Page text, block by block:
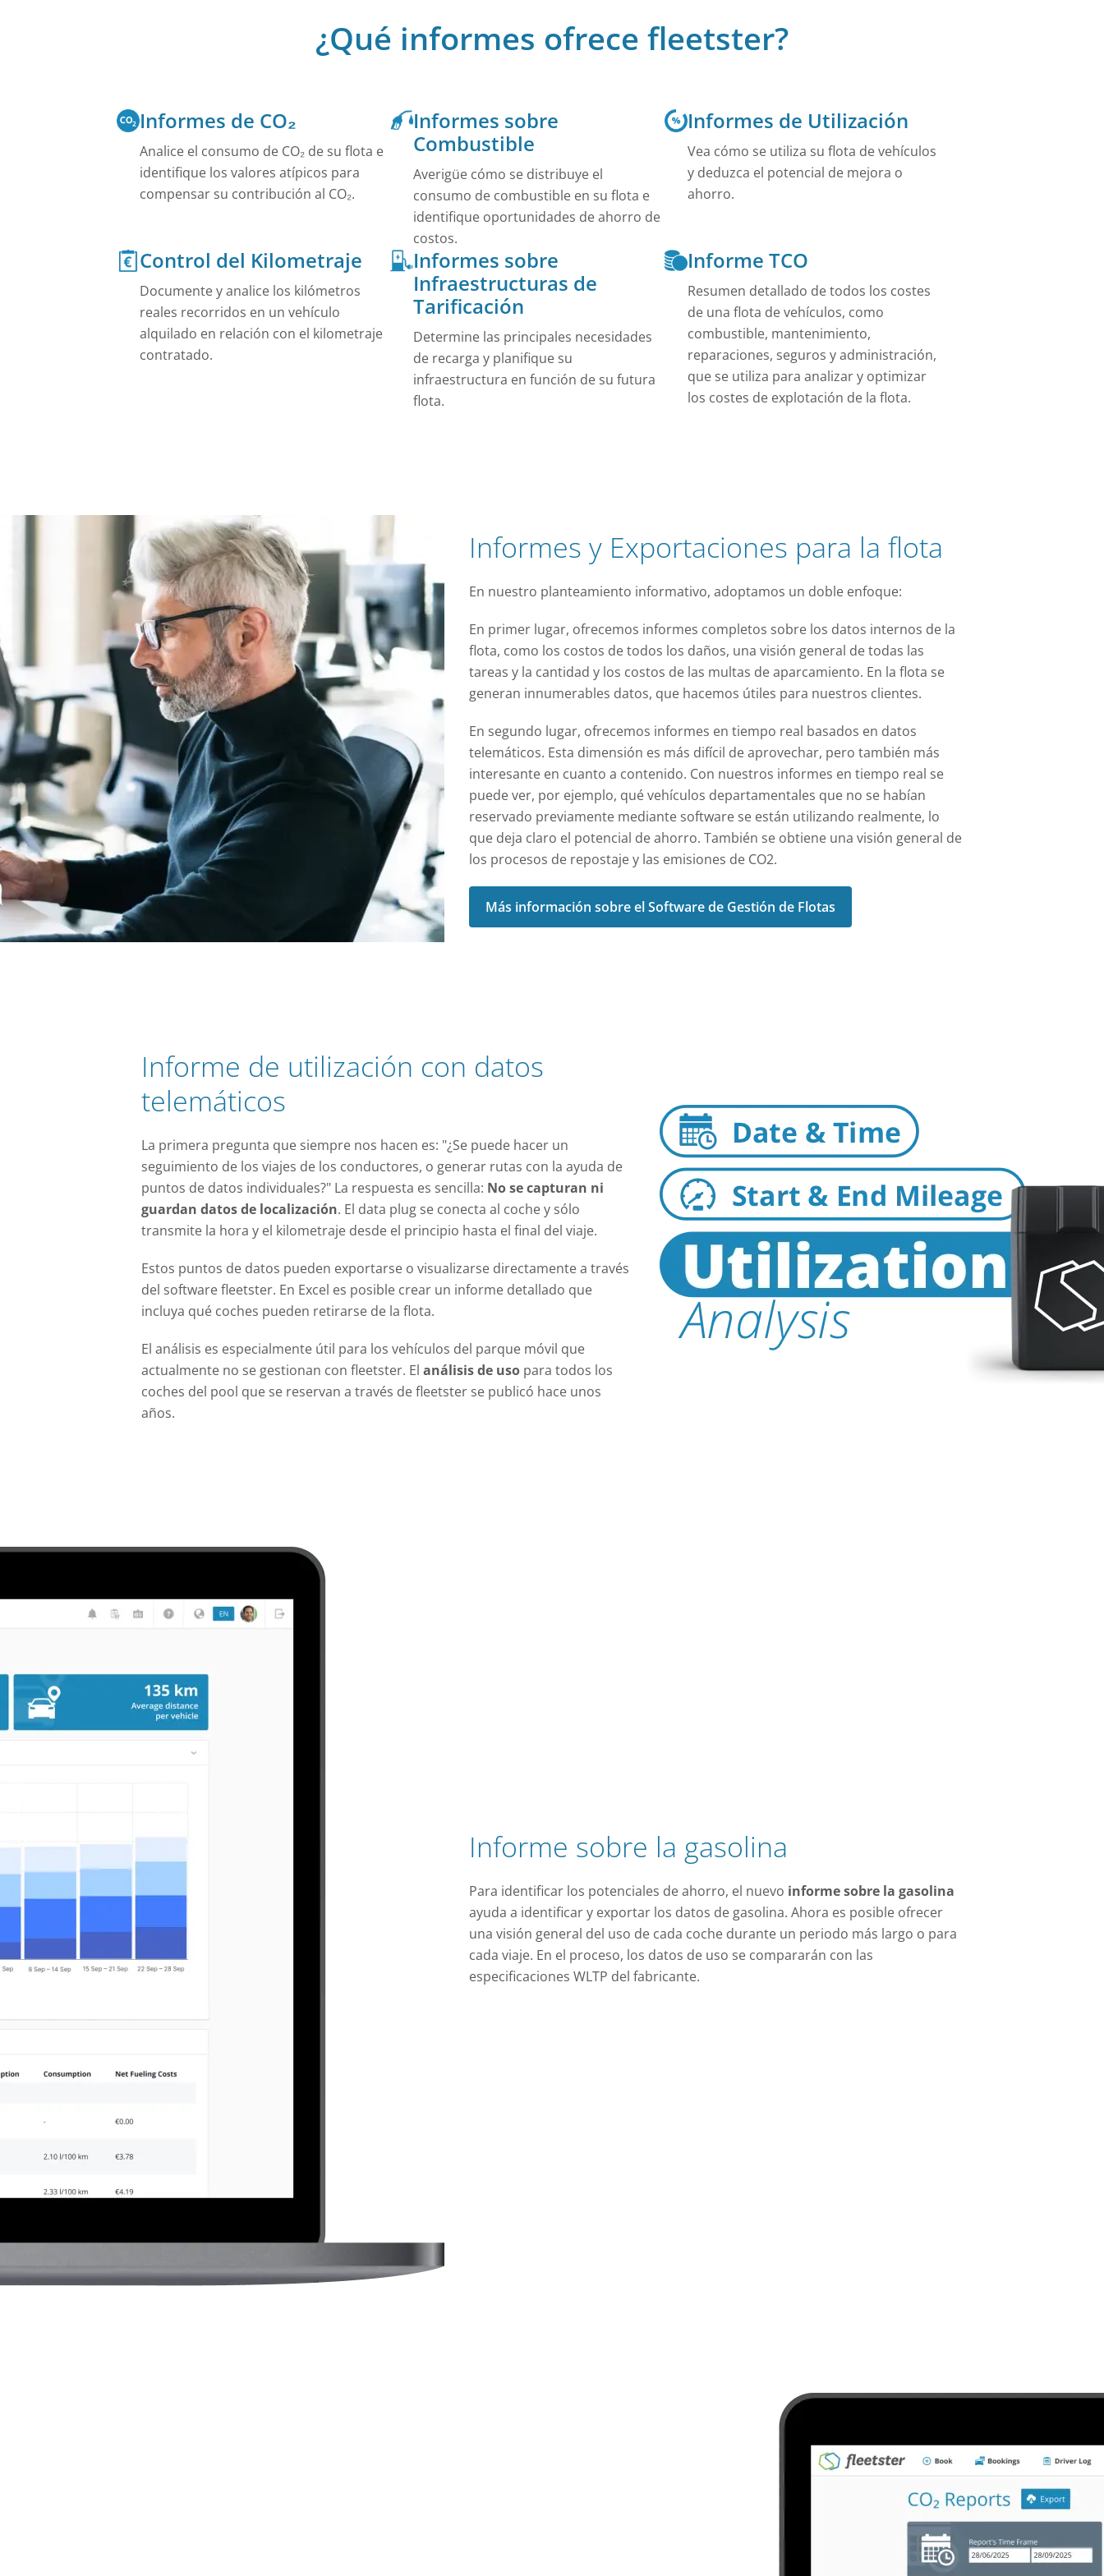
Bike Sharing
Los operadores de car sharing quieren lucro. Ofrecemos las
funciones necesarias.
Ver Todo
En nuestro Centro de Ayuda encontrará soluciones rápidas e
instrucciones completas para nuestros productos.
¿Qué informes ofrece fleetster?
Informes de CO₂
Analice el consumo de CO₂ de su flota e
identifique los valores atípicos para
compensar su contribución al CO₂.
Informes sobre
Combustible
Averigüe cómo se distribuye el
consumo de combustible en su flota e
identifique oportunidades de ahorro de
costos.
Informes de Utilización
Vea cómo se utiliza su flota de vehículos
y deduzca el potencial de mejora o
ahorro.
Control del Kilometraje
Documente y analice los kilómetros
reales recorridos en un vehículo
alquilado en relación con el kilometraje
contratado.
Informes sobre
Infraestructuras de
Tarificación
Determine las principales necesidades
de recarga y planifique su
infraestructura en función de su futura
flota.
Informe TCO
Resumen detallado de todos los costes
de una flota de vehículos, como
combustible, mantenimiento,
reparaciones, seguros y administración,
que se utiliza para analizar y optimizar
los costes de explotación de la flota.
Informes y Exportaciones para la flota
En nuestro planteamiento informativo, adoptamos un doble enfoque:
En primer lugar, ofrecemos informes completos sobre los datos internos de la
flota, como los costos de todos los daños, una visión general de todas las
tareas y la cantidad y los costos de las multas de aparcamiento. En la flota se
generan innumerables datos, que hacemos útiles para nuestros clientes.
En segundo lugar, ofrecemos informes en tiempo real basados en datos
telemáticos. Esta dimensión es más difícil de aprovechar, pero también más
interesante en cuanto a contenido. Con nuestros informes en tiempo real se
puede ver, por ejemplo, qué vehículos departamentales que no se habían
reservado previamente mediante software se están utilizando realmente, lo
que deja claro el potencial de ahorro. También se obtiene una visión general de
los procesos de repostaje y las emisiones de CO2.
Más información sobre el Software de Gestión de Flotas
Informe de utilización con datos
telemáticos
La primera pregunta que siempre nos hacen es: "¿Se puede hacer un
seguimiento de los viajes de los conductores, o generar rutas con la ayuda de
puntos de datos individuales?" La respuesta es sencilla: No se capturan ni
guardan datos de localización. El data plug se conecta al coche y sólo
transmite la hora y el kilometraje desde el principio hasta el final del viaje.
Estos puntos de datos pueden exportarse o visualizarse directamente a través
del software fleetster. En Excel es posible crear un informe detallado que
incluya qué coches pueden retirarse de la flota.
El análisis es especialmente útil para los vehículos del parque móvil que
actualmente no se gestionan con fleetster. El análisis de uso para todos los
coches del pool que se reservan a través de fleetster se publicó hace unos
años.
Informe sobre la gasolina
Para identificar los potenciales de ahorro, el nuevo informe sobre la gasolina
ayuda a identificar y exportar los datos de gasolina. Ahora es posible ofrecer
una visión general del uso de cada coche durante un periodo más largo o para
cada viaje. En el proceso, los datos de uso se compararán con las
especificaciones WLTP del fabricante.